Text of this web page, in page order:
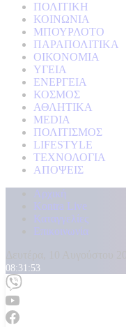
ΠΟΛΙΤΙΚΗ
ΚΟΙΝΩΝΙΑ
ΜΠΟΥΡΛΟΤΟ
ΠΑΡΑΠΟΛΙΤΙΚΑ
ΟΙΚΟΝΟΜΙΑ
ΥΓΕΙΑ
ΕΝΕΡΓΕΙΑ
ΚΟΣΜΟΣ
ΑΘΛΗΤΙΚΑ
MEDIA
ΠΟΛΙΤΙΣΜΟΣ
LIFESTYLE
ΤΕΧΝΟΛΟΓΙΑ
ΑΠΟΨΕΙΣ
Αρχική
Kontra Live
Καταγγελίες
Επικοινωνία
08:31:55